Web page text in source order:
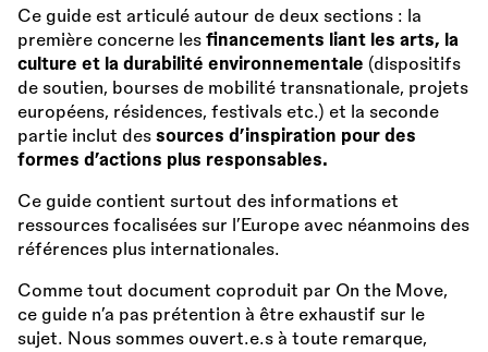
Ce guide est articulé autour de deux sections : la
première concerne les financements liant les arts, la
culture et la durabilité environnementale (dispositifs
de soutien, bourses de mobilité transnationale, projets
européens, résidences, festivals etc.) et la seconde
partie inclut des sources d’inspiration pour des
formes d’actions plus responsables.
Ce guide contient surtout des informations et
ressources focalisées sur l’Europe avec néanmoins des
références plus internationales.
Comme tout document coproduit par On the Move,
ce guide n’a pas prétention à être exhaustif sur le
sujet. Nous sommes ouvert.e.s à toute remarque,